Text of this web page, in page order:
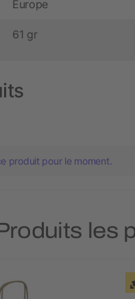
Europe
61 gr
produit pour le moment.
les